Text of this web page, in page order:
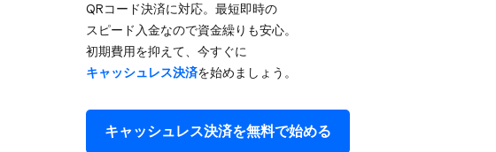
QRコード決済に​対応。​最短即時の​
スピード入金なので​資金繰りも​安心。​
初期費用を​抑えて、​今すぐに
キャッシュレス決済を​始めましょう。
キャッシュレス決済を​無料で​始める